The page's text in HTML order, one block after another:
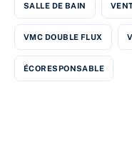
SALLE DE BAIN
VMC DOUBLE FLUX
ÉCORESPONSABLE